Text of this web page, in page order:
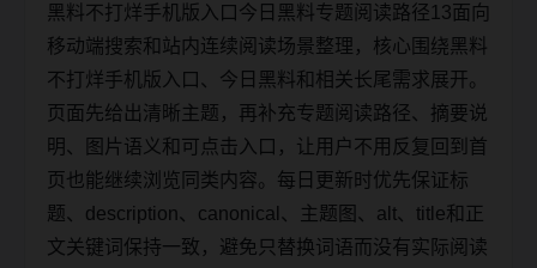
黑料不打烊手机版入口今日黑料专题阅读路径13面向
移动端搜索和站内连续阅读场景整理，核心围绕黑料
不打烊手机版入口、今日黑料和相关长尾需求展开。
页面先给出清晰主题，再补充专题阅读路径、摘要说
明、图片语义和可点击入口，让用户不用反复回到首
页也能继续浏览同类内容。每日更新时优先保证标
题、description、canonical、主题图、alt、title和正
文关键词保持一致，避免只替换词语而没有实际阅读